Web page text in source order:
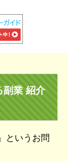
副業 紹介
というお問